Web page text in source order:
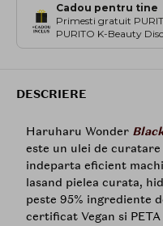
Cadou pentru tine
Primesti gratuit
PURITO K-Beauty
DESCRIERE
Haruharu Wonder
este un ulei de
indeparta eficient
lasand pielea curata,
peste 95% ingrediente
certificat Vegan si